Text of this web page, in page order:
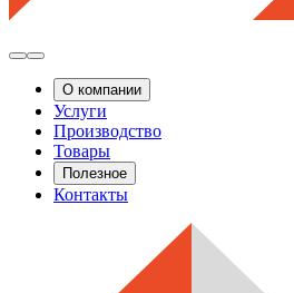
О компании
Услуги
Производство
Товары
Полезное
Контакты